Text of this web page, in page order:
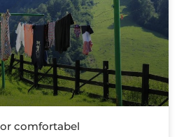
comfortabel